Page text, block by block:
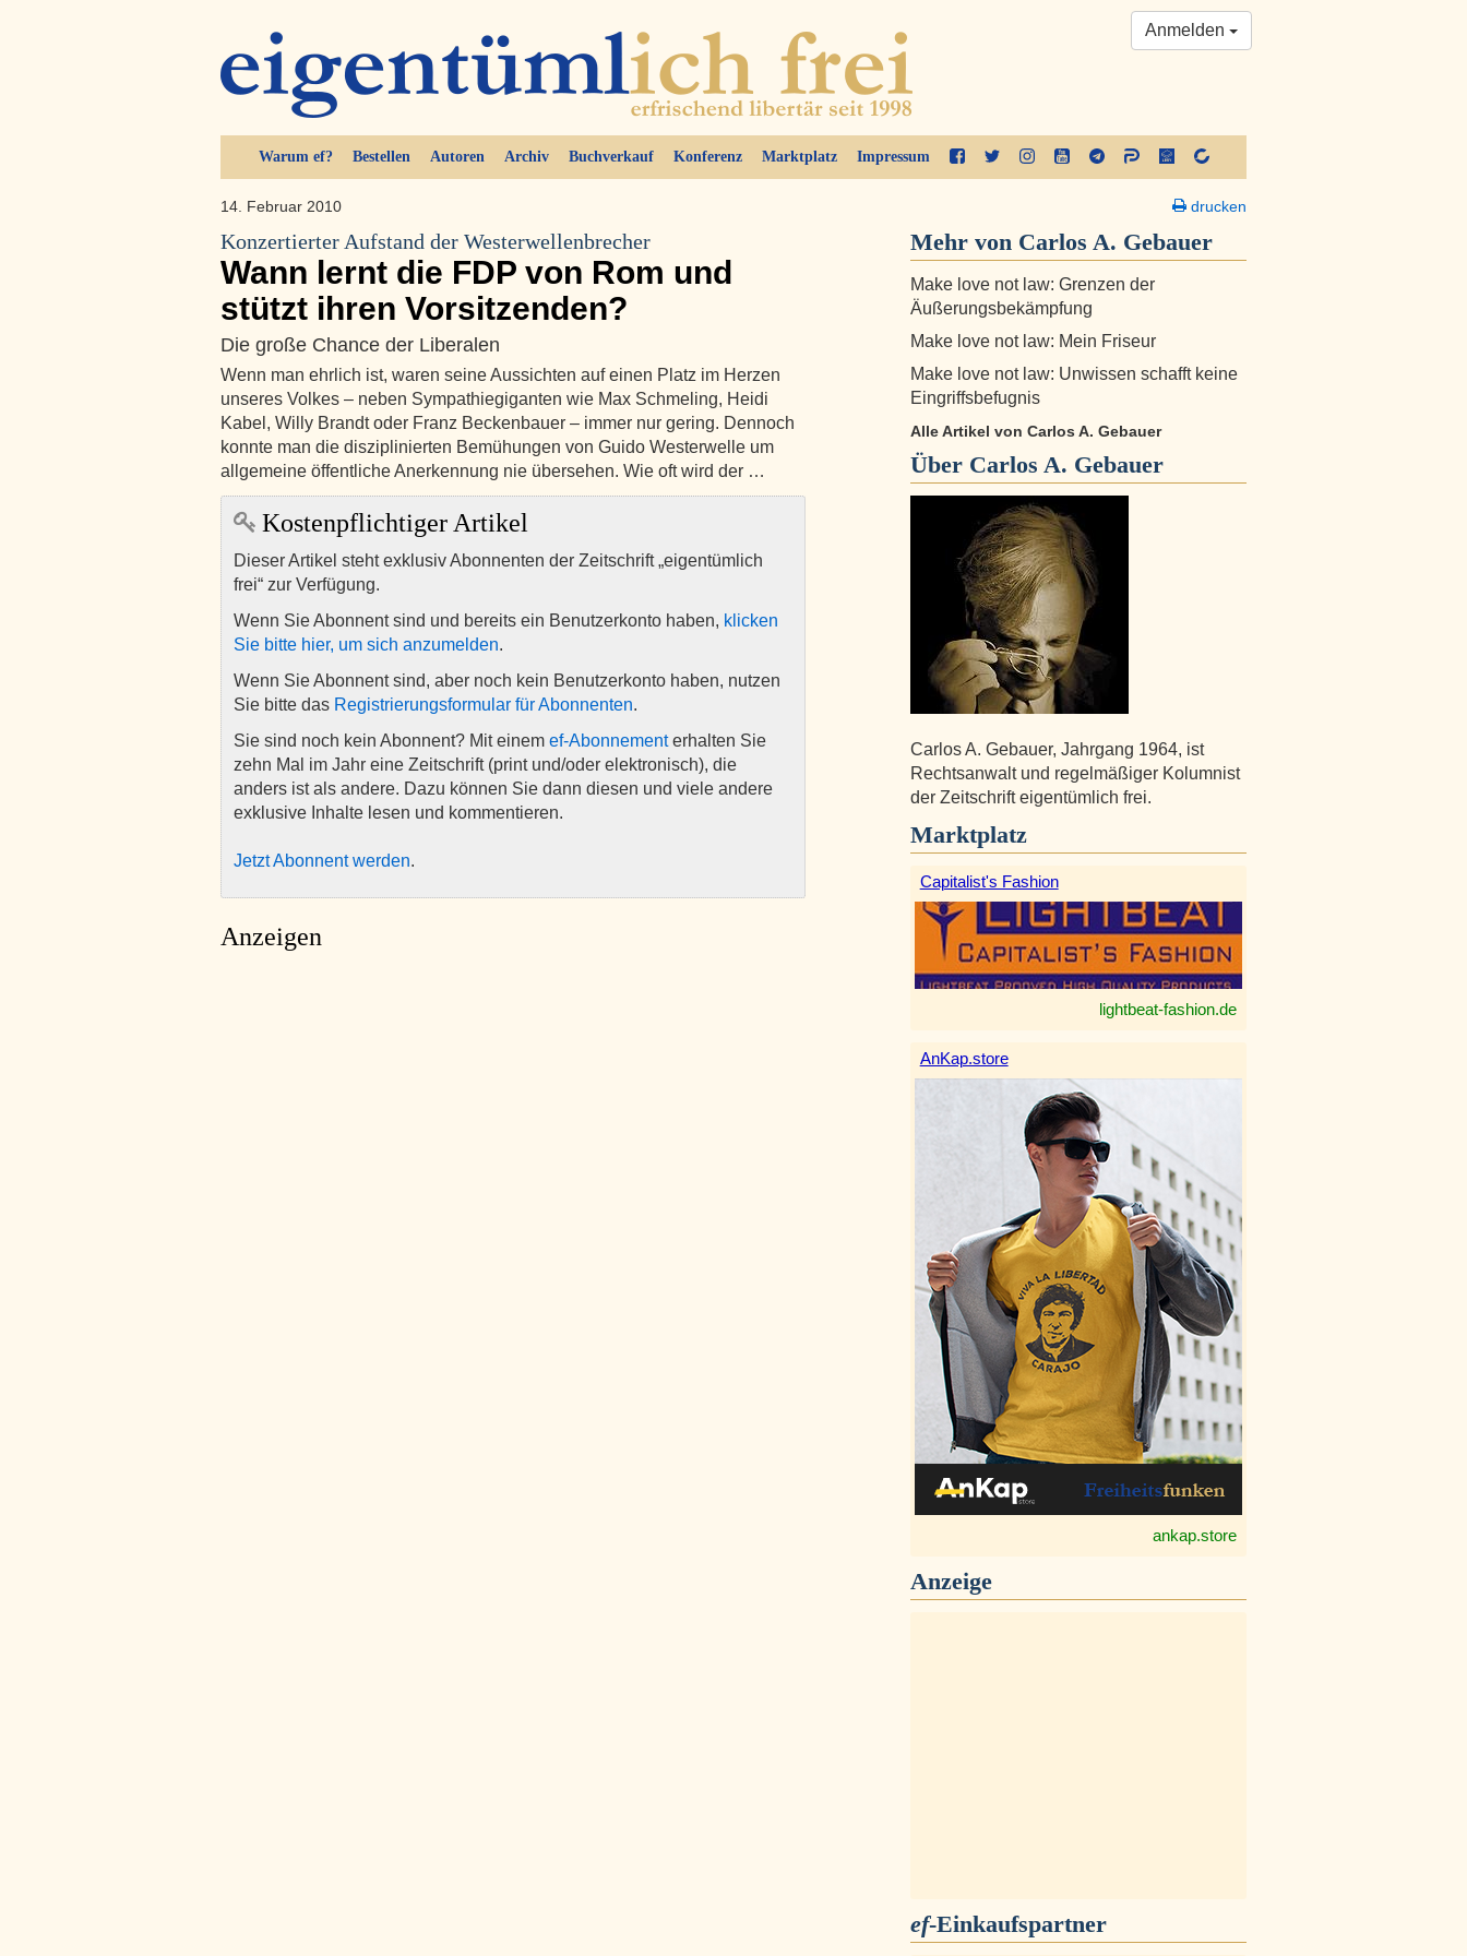
Warum ef? Bestellen Autoren Archiv Buchverkauf Konferenz Marktplatz Impressum
Anmelden
14. Februar 2010
Konzertierter Aufstand der Westerwellenbrecher
Wann lernt die FDP von Rom und
stützt ihren Vorsitzenden?
Die große Chance der Liberalen
Wenn man ehrlich ist, waren seine Aussichten auf einen Platz im Herzen
unseres Volkes – neben Sympathiegiganten wie Max Schmeling, Heidi
Kabel, Willy Brandt oder Franz Beckenbauer – immer nur gering. Dennoch
konnte man die disziplinierten Bemühungen von Guido Westerwelle um
allgemeine öffentliche Anerkennung nie übersehen. Wie oft wird der …
Kostenpflichtiger Artikel
Dieser Artikel steht exklusiv Abonnenten der Zeitschrift „eigentümlich
frei“ zur Verfügung.
Wenn Sie Abonnent sind und bereits ein Benutzerkonto haben, klicken
Sie bitte hier, um sich anzumelden.
Wenn Sie Abonnent sind, aber noch kein Benutzerkonto haben, nutzen
Sie bitte das Registrierungsformular für Abonnenten.
Sie sind noch kein Abonnent? Mit einem ef-Abonnementerhalten Sie
zehn Mal im Jahr eine Zeitschrift (print und/oder elektronisch), die
anders ist als andere. Dazu können Sie dann diesen und viele andere
exklusive Inhalte lesen und kommentieren.
Jetzt Abonnent werden.
Anzeigen
drucken
Mehr von Carlos A. Gebauer
Make love not law: Grenzen der
Äußerungsbekämpfung
Make love not law: Mein Friseur
Make love not law: Unwissen schafft keine
Eingriffsbefugnis
Alle Artikel von Carlos A. Gebauer
Über Carlos A. Gebauer
Carlos A. Gebauer, Jahrgang 1964, ist
Rechtsanwalt und regelmäßiger Kolumnist
der Zeitschrift eigentümlich frei.
Marktplatz
Capitalist's Fashion
lightbeat-fashion.de
AnKap.store
ankap.store
Anzeige
ef-Einkaufspartner